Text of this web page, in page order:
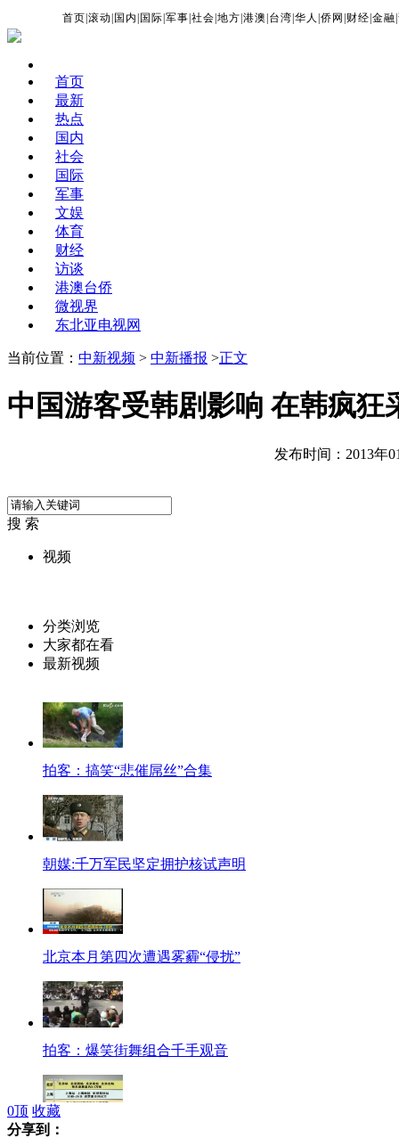
首页 |滚动 国内 国际 |军事 |社会 |地方 |港澳 台湾 |华人 |侨网 财经 |金融 |
首页
最新
热点
国内
社会
国际
军事
文娱
体育
财经
访谈
港澳台侨
微视界
东北亚电视网
当前位置： 中新视频 > 中新播报 >正文
中国游客受韩剧影响 在韩疯狂
发布时间：2013年
搜 索
视频
分类浏览
大家都在看
最新视频
拍客：搞笑“悲催屌丝”合集
朝媒:千万军民坚定拥护核试声明
北京本月第四次遭遇雾霾“侵扰”
拍客：爆笑街舞组合千手观音
0顶 收藏
分享到：